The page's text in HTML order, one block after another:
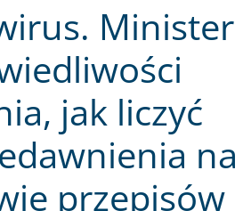
Minister
jak liczyć
na
przepisów